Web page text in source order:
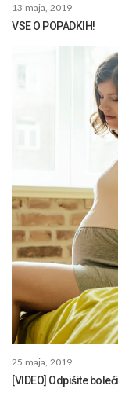
13 maja, 2019
VSE O POPADKIH!
25 maja, 2019
[VIDEO] Odpišite